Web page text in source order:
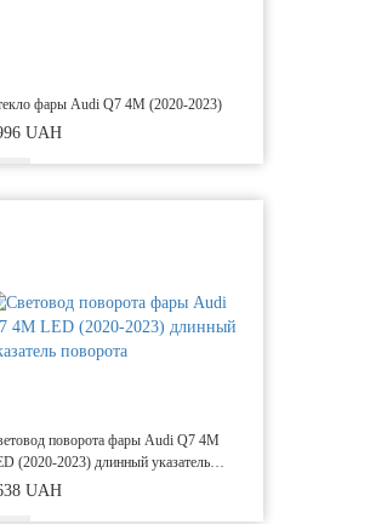
фары Audi Q7 4M (2020-2023)
UAH
поворота фары Audi Q7 4M
(2020-2023) длинный указатель
UAH